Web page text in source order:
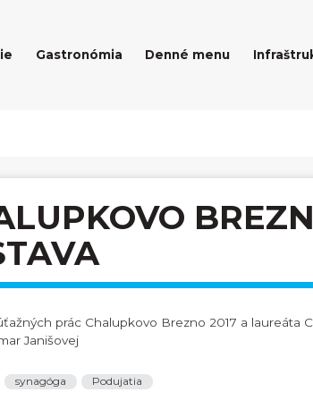
Gastronómia Denné menu
prác Chalupkovo Brezno 2017 a laureáta
Janišovej
synagóga Podujatia